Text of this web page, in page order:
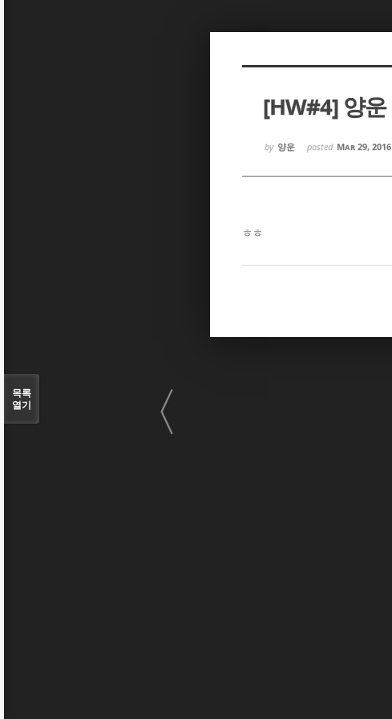
[HW#4] 양운
by 양운 posted Mar 29, 2016
ㅎㅎ
〈
목록
열기
Sketchbook5, 스케치북5
Sketchbook5, 스케치북5
Sketchbook5, 스케치북5
Sketchbook5, 스케치북5